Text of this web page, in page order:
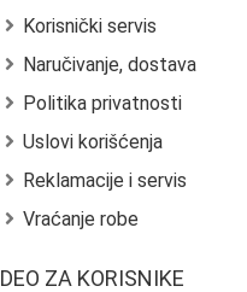
Korisnički servis
Naručivanje, dostava
Politika privatnosti
Uslovi korišćenja
Reklamacije i servis
Vraćanje robe
DEO ZA KORISNIKE